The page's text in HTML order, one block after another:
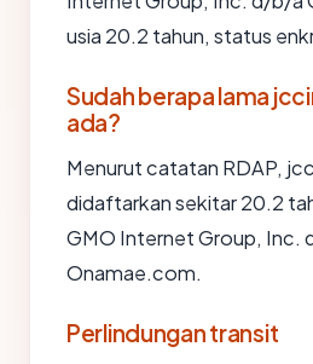
usia 20.2 tahun, status
Sudah berapa lama
ada?
Menurut catatan RDAP,
didaftarkan sekitar 20.2
GMO Internet Group, Inc.
Onamae.com.
Perlindungan transit